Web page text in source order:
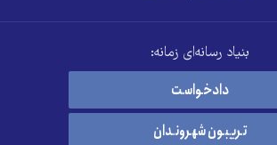
بنیاد رسانه‌ای زمانه:
دادخواست
تریبون شهروندان